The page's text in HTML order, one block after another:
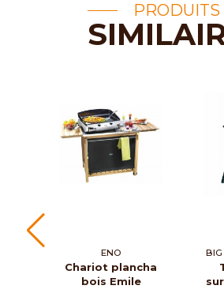
PRODUITS
ENO
Chariot plancha
bois Emile
BIG